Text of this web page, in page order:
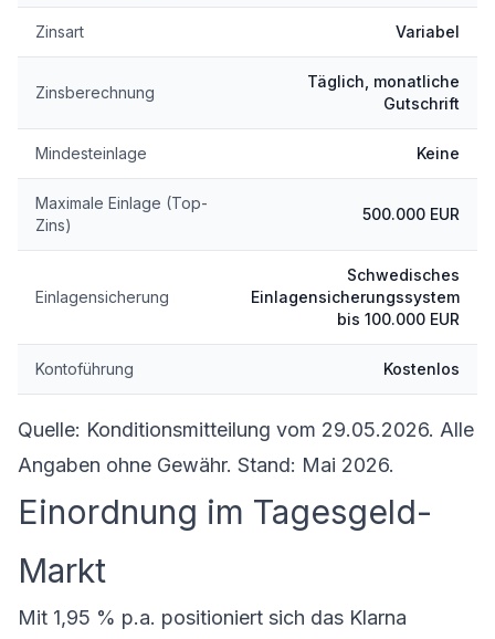
Zinsart Variabel
Zinsberechnung
Täglich, monatliche
Gutschrift
Mindesteinlage Keine
Maximale Einlage (Top-
Zins)
500.000 EUR
Einlagensicherung
Schwedisches
Einlagensicherungssystem
bis 100.000 EUR
Kontoführung Kostenlos
Quelle: Konditionsmitteilung vom 29.05.2026. Alle
Angaben ohne Gewähr. Stand: Mai 2026.
Einordnung im Tagesgeld-
Markt
Mit 1,95 % p.a. positioniert sich das Klarna